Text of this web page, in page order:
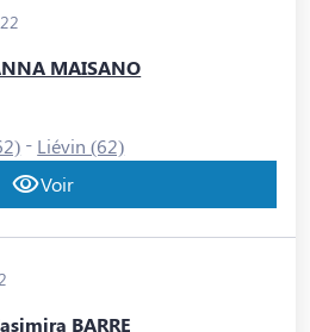
MAISANO
- Liévin (62)
Voir
BARRE